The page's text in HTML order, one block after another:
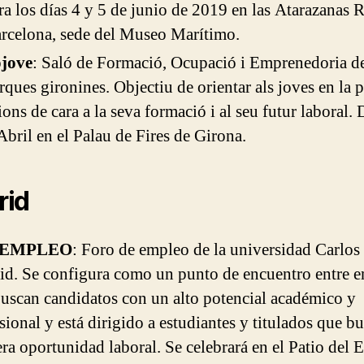
los días 4 y 5 de junio de 2019 en las Atarazanas
sede del Museo Marítimo.
: Saló de Formació, Ocupació i Emprenedoria
gironines. Objectiu de orientar als joves en la
de cara a la seva formació i al seu futur laboral.
en el Palau de Fires de Girona.
: Foro de empleo de la universidad
Se configura como un punto de encuentro entre
candidatos con un alto potencial académico y
y está dirigido a estudiantes y titulados que
oportunidad laboral. Se celebrará en el Patio del